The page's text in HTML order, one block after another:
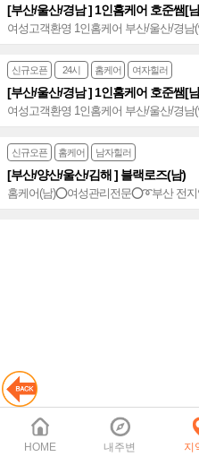
[부산/울산/경남 ] 1인홈케어 호준쌤[
여성고객환영 1인홈케어 부산/울산/경남
만족도 up 해운대홈케어 No.1~♥
신규오픈 24시 홈케어 여자힐러
[부산/울산/경남 ] 1인홈케어 호준쌤[
여성고객환영 1인홈케어 부산/울산/경남
만족도 up 해운대 No.1~♥
신규오픈 홈케어 남자힐러
[부산/양산/울산/김해 ] 블랙로즈(남)
홈케어(남)⭕여성관리전문⭕➰부산 전
+아로마+건식+스웨디시+디톡스 환상
HOME 내주변 지